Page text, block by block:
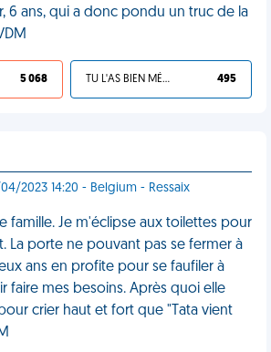
6 ans, qui a donc pondu un truc de la
5 068 TU L'AS BIEN MÉRITÉ 495
2023 14:20 - Belgium - Ressaix
famille. Je m'éclipse aux toilettes pour
La porte ne pouvant pas se fermer à
ans en profite pour se faufiler à
faire mes besoins. Après quoi elle
crier haut et fort que "Tata vient